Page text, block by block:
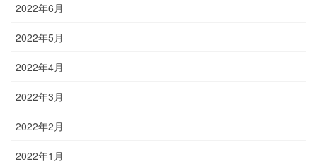
2022年6月
2022年5月
2022年4月
2022年3月
2022年2月
2022年1月